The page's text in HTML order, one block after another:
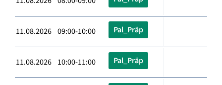
11.08.2026 09:00-10:00 Pal_Präp
11.08.2026 10:00-11:00 Pal_Präp